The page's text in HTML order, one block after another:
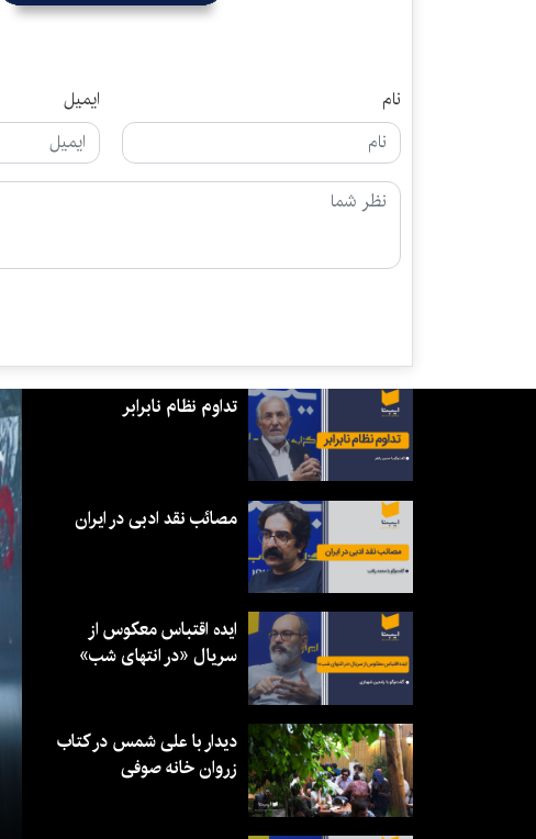
نام ایمیل
تداوم نظام نابرابر
مصائب نقد ادبی در ایران
ایده اقتباس معکوس از
سریال «در انتهای شب»
دیدار با علی شمس در کتاب
زروان خانه صوفی